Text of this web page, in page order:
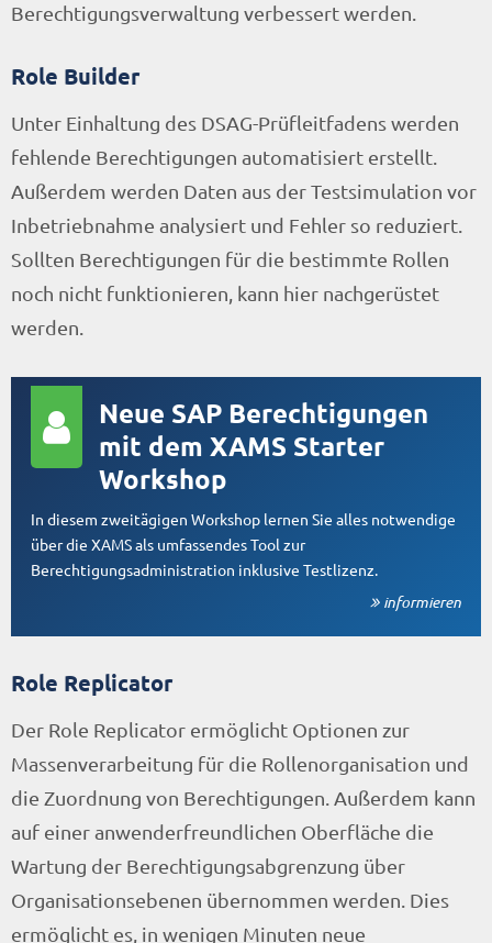
Berechtigungsverwaltung verbessert werden.
Role Builder
Unter Einhaltung des DSAG-Prüfleitfadens werden
fehlende Berechtigungen automatisiert erstellt.
Außerdem werden Daten aus der Testsimulation vor
Inbetriebnahme analysiert und Fehler so reduziert.
Sollten Berechtigungen für die bestimmte Rollen
noch nicht funktionieren, kann hier nachgerüstet
werden.
Neue SAP Berechtigungen
mit dem XAMS Starter
Workshop
In diesem zweitägigen Workshop lernen Sie alles notwendige
über die XAMS als umfassendes Tool zur
Berechtigungsadministration inklusive Testlizenz.
informieren
Role Replicator
Der Role Replicator ermöglicht Optionen zur
Massenverarbeitung für die Rollenorganisation und
die Zuordnung von Berechtigungen. Außerdem kann
auf einer anwenderfreundlichen Oberfläche die
Wartung der Berechtigungsabgrenzung über
Organisationsebenen übernommen werden. Dies
ermöglicht es, in wenigen Minuten neue